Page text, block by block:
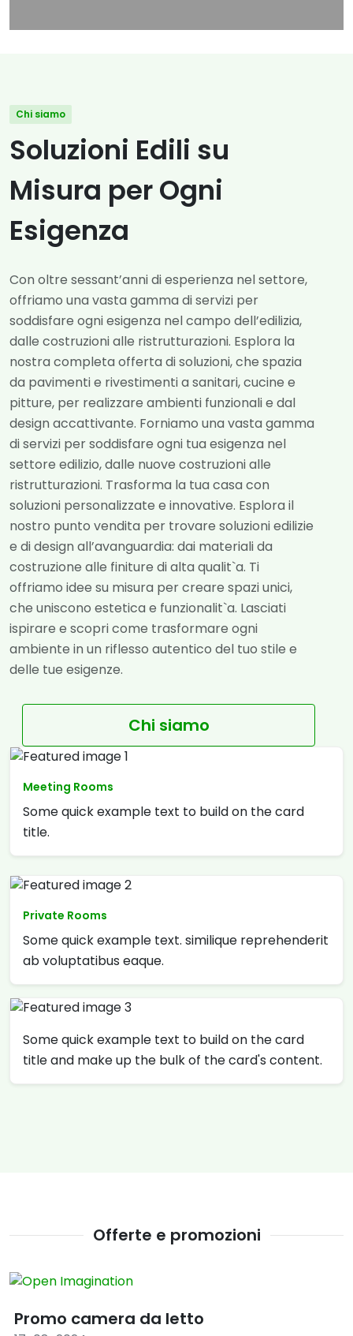
Chi siamo
Soluzioni Edili su
Misura per Ogni
Esigenza
Con oltre sessant’anni di esperienza nel settore,
offriamo una vasta gamma di servizi per
soddisfare ogni esigenza nel campo dell’edilizia,
dalle costruzioni alle ristrutturazioni. Esplora la
nostra completa offerta di soluzioni, che spazia
da pavimenti e rivestimenti a sanitari, cucine e
pitture, per realizzare ambienti funzionali e dal
design accattivante. Forniamo una vasta gamma
di servizi per soddisfare ogni tua esigenza nel
settore edilizio, dalle nuove costruzioni alle
ristrutturazioni. Trasforma la tua casa con
soluzioni personalizzate e innovative. Esplora il
nostro punto vendita per trovare soluzioni edilizie
e di design all’avanguardia: dai materiali da
costruzione alle finiture di alta qualit`a. Ti
offriamo idee su misura per creare spazi unici,
che uniscono estetica e funzionalit`a. Lasciati
ispirare e scopri come trasformare ogni
ambiente in un riflesso autentico del tuo stile e
delle tue esigenze.
Chi siamo
Meeting Rooms
Some quick example text to build on the card
title.
Private Rooms
Some quick example text. similique reprehenderit
ab voluptatibus eaque.
Some quick example text to build on the card
title and make up the bulk of the card's content.
Offerte e promozioni
Promo camera da letto